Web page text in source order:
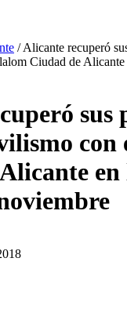
/Alicante recuperó
Ciudad de
sus
con
en